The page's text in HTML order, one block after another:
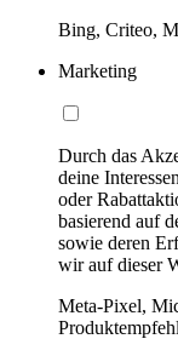
Bing, Criteo,
Marketing
Durch das
deine
oder
basierend auf
sowie deren
wir auf dieser
Meta-Pixel,